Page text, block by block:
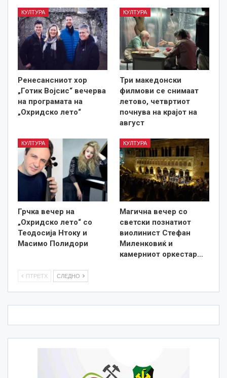
КУЛТУРА
Ренесансниот хор
„Готик Војсис“ вечерва
на програмата на
„Охридско лето“
КУЛТУРА
Три македонски
филмови се снимаат
летово, четвртиот
почнува на крајот на
август
КУЛТУРА
Грчка вечер на
„Охридско лето“ со
Теодосија Нтоку и
Масимо Полидори
КУЛТУРА
Магична вечер со
светски познатиот
виолинист Стефан
Миленковиќ и
камерниот оркестар…
ПТРЕТХ СЛЕДНО